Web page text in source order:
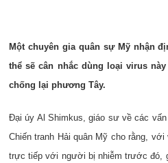
Một chuyên gia quân sự Mỹ nhận
thể sẽ cân nhắc dùng loại virus
chống lại phương Tây.
Đại úy Al Shimkus, giáo sư về các
Chiến tranh Hải quân Mỹ cho rằng,
trực tiếp với người bị nhiễm trước đó,